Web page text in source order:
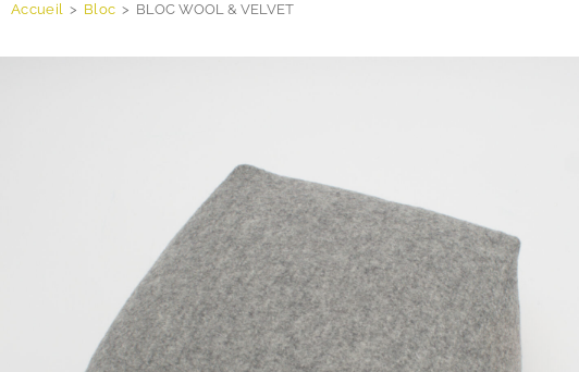
Accueil > Bloc > BLOC WOOL & VELVET